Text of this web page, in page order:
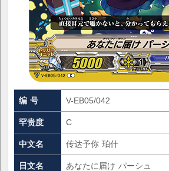
编 号 V-EB05/042
罕贵度 C
中文名 传达予你 珀什
日文名 あなたに届け パーシュ